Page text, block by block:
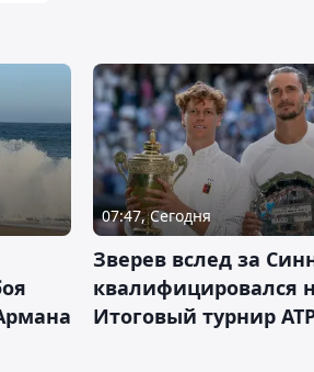
07:47, Сегодня
Зверев вслед за
квалифицировался
Итоговый турнир